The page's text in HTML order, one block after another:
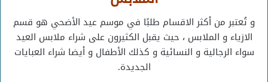
و تُعتبر من أكثر الاقسام طلبًا في موسم عيد الأضحي هو قسم
الازياء و الملابس ، حيث يقبل الكثيرون على شراء ملابس العيد
سواء الرجالية و النسائية و كذلك الأطفال و أيضا شراء العبايات
الجديدة.